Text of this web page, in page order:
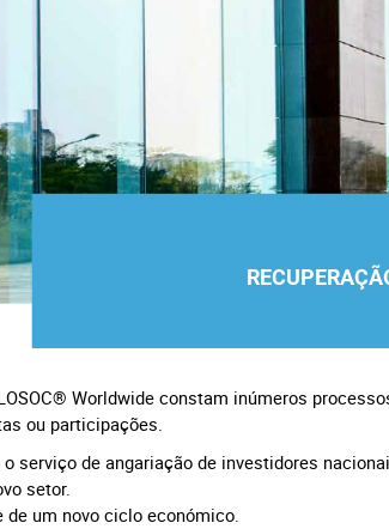
Worldwide constam inúmeros
ou participações.
serviço de angariação de investidores
setor.
um novo ciclo económico.